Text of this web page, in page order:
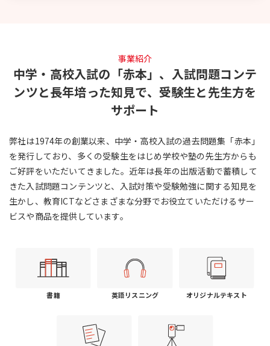
事業紹介
中学・高校入試の「赤本」、入試問題コンテ
ンツと長年培った知見で、受験生と先生方を
サポート
弊社は1974年の創業以来、中学・高校入試の過去問題集「赤本」
を発行しており、多くの受験生をはじめ学校や塾の先生方からも
ご好評をいただいてきました。近年は長年の出版活動で蓄積して
きた入試問題コンテンツと、入試対策や受験勉強に関する知見を
生かし、教育ICTなどさまざまな分野でお役立ていただけるサー
ビスや商品を提供しています。
書籍 英語リスニング オリジナルテキスト